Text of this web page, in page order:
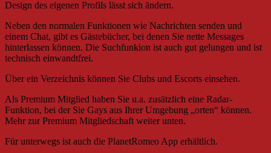
Design des eigenen Profils lässt sich ändern.
Neben den normalen Funktionen wie Nachrichten senden und
einem Chat, gibt es Gästebücher, bei denen Sie nette Messages
hinterlassen können. Die Suchfunkion ist auch gut gelungen und ist
technisch einwandtfrei.
Über ein Verzeichnis können Sie Clubs und Escorts einsehen.
Als Premium Mitglied haben Sie u.a. zusätzlich eine Radar-
Funktion, bei der Sie Gays aus Ihrer Umgebung „orten“ können.
Mehr zur Premium Mitgliedschaft weiter unten.
Für unterwegs ist auch die PlanetRomeo App erhältlich.